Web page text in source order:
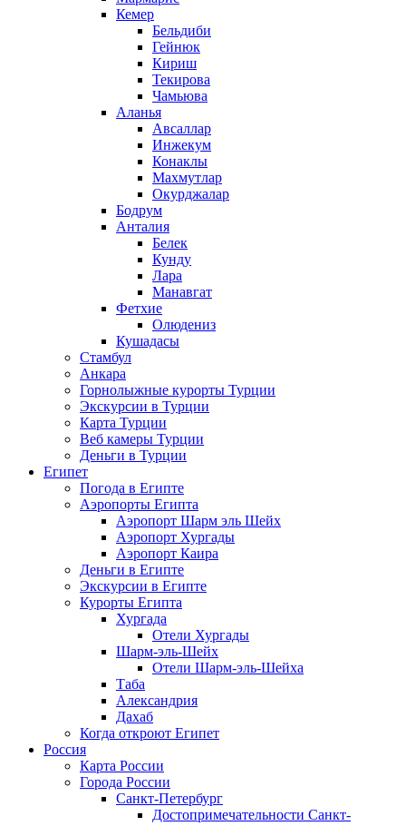
Кемер
Бельдиби
Гейнюк
Кириш
Текирова
Чамьюва
Аланья
Авсаллар
Инжекум
Конаклы
Махмутлар
Окурджалар
Бодрум
Анталия
Белек
Кунду
Лара
Манавгат
Фетхие
Олюдениз
Кушадасы
Стамбул
Анкара
Горнолыжные курорты Турции
Экскурсии в Турции
Карта Турции
Веб камеры Турции
Деньги в Турции
Египет
Погода в Египте
Аэропорты Египта
Аэропорт Шарм эль Шейх
Аэропорт Хургады
Аэропорт Каира
Деньги в Египте
Экскурсии в Египте
Курорты Египта
Хургада
Отели Хургады
Шарм-эль-Шейх
Отели Шарм-эль-Шейха
Таба
Александрия
Дахаб
Когда откроют Египет
Россия
Карта России
Города России
Санкт-Петербург
Достопримечательности Санкт-